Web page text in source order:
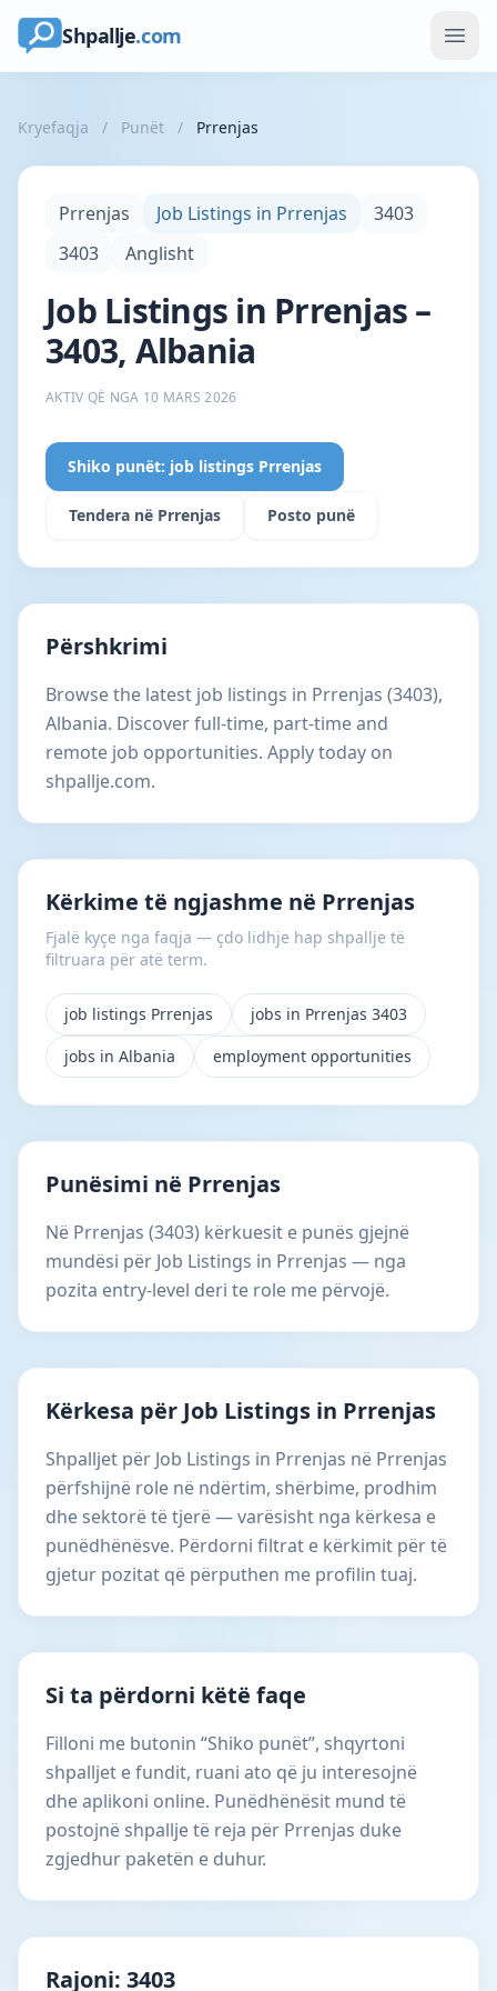
Shpallje.com
Kryefaqja / Punët / Prrenjas
Prrenjas Job Listings in Prrenjas
3403
3403
Anglisht
Job Listings in Prrenjas –
3403, Albania
AKTIV QË NGA 10 MARS 2026
Shiko punët: job listings Prrenjas
Tendera në Prrenjas Posto punë
Përshkrimi
Browse the latest job listings in Prrenjas (3403),
Albania. Discover full-time, part-time and
remote job opportunities. Apply today on
shpallje.com.
Kërkime të ngjashme në Prrenjas
Fjalë kyçe nga faqja — çdo lidhje hap shpallje të
filtruara për atë term.
job listings Prrenjas
jobs in Prrenjas 3403
jobs in Albania
employment opportunities
Punësimi në Prrenjas
Në Prrenjas (3403) kërkuesit e punës gjejnë
mundësi për Job Listings in Prrenjas — nga
pozita entry-level deri te role me përvojë.
Kërkesa për Job Listings in Prrenjas
Shpalljet për Job Listings in Prrenjas në Prrenjas
përfshijnë role në ndërtim, shërbime, prodhim
dhe sektorë të tjerë — varësisht nga kërkesa e
punëdhënësve. Përdorni filtrat e kërkimit për të
gjetur pozitat që përputhen me profilin tuaj.
Si ta përdorni këtë faqe
Filloni me butonin “Shiko punët”, shqyrtoni
shpalljet e fundit, ruani ato që ju interesojnë
dhe aplikoni online. Punëdhënësit mund të
postojnë shpallje të reja për Prrenjas duke
zgjedhur paketën e duhur.
Rajoni: 3403